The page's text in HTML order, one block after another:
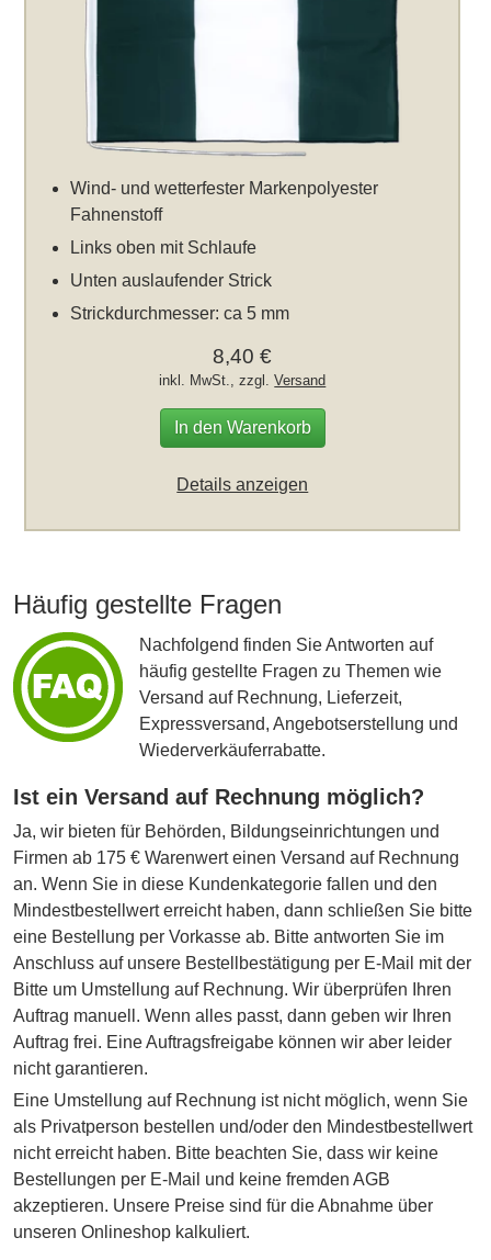
Wind- und wetterfester Markenpolyester
Fahnenstoff
Links oben mit Schlaufe
Unten auslaufender Strick
Strickdurchmesser: ca 5 mm
8,40 €
inkl. MwSt., zzgl.Versand
In den Warenkorb
Details anzeigen
Häufig gestellte Fragen
Nachfolgend finden Sie Antworten auf
häufig gestellte Fragen zu Themen wie
Versand auf Rechnung, Lieferzeit,
Expressversand, Angebotserstellung und
Wiederverkäuferrabatte.
Ist ein Versand auf Rechnung möglich?
Ja, wir bieten für Behörden, Bildungseinrichtungen und
Firmen ab 175 € Warenwert einen Versand auf Rechnung
an. Wenn Sie in diese Kundenkategorie fallen und den
Mindestbestellwert erreicht haben, dann schließen Sie bitte
eine Bestellung per Vorkasse ab. Bitte antworten Sie im
Anschluss auf unsere Bestellbestätigung per E-Mail mit der
Bitte um Umstellung auf Rechnung. Wir überprüfen Ihren
Auftrag manuell. Wenn alles passt, dann geben wir Ihren
Auftrag frei. Eine Auftragsfreigabe können wir aber leider
nicht garantieren.
Eine Umstellung auf Rechnung ist nicht möglich, wenn Sie
als Privatperson bestellen und/oder den Mindestbestellwert
nicht erreicht haben. Bitte beachten Sie, dass wir keine
Bestellungen per E-Mail und keine fremden AGB
akzeptieren. Unsere Preise sind für die Abnahme über
unseren Onlineshop kalkuliert.